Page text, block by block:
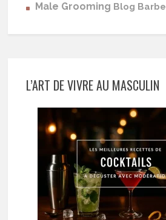
Male Grooming Blog Barbe
L’ART DE VIVRE AU MASCULIN